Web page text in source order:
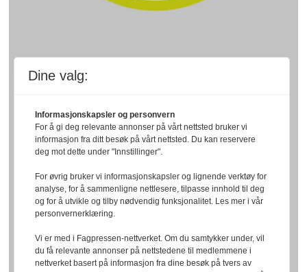
Dine valg:
Informasjonskapsler og personvern
For å gi deg relevante annonser på vårt nettsted bruker vi
informasjon fra ditt besøk på vårt nettsted. Du kan reservere
deg mot dette under "Innstillinger".
For øvrig bruker vi informasjonskapsler og lignende verktøy for
analyse, for å sammenligne nettlesere, tilpasse innhold til deg
og for å utvikle og tilby nødvendig funksjonalitet. Les mer i vår
personvernerklæring.
Vi er med i Fagpressen-nettverket. Om du samtykker under, vil
du få relevante annonser på nettstedene til medlemmene i
nettverket basert på informasjon fra dine besøk på tvers av